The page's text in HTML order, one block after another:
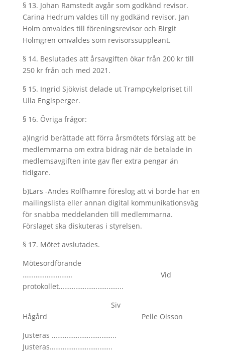
§ 13. Johan Ramstedt avgår som godkänd revisor.
Carina Hedrum valdes till ny godkänd revisor. Jan
Holm omvaldes till föreningsrevisor och Birgit
Holmgren omvaldes som revisorssuppleant.
§ 14. Beslutades att årsavgiften ökar från 200 kr till
250 kr från och med 2021.
§ 15. Ingrid Sjökvist delade ut Trampcykelpriset till
Ulla Englsperger.
§ 16. Övriga frågor:
a)Ingrid berättade att förra årsmötets förslag att be
medlemmarna om extra bidrag när de betalade in
medlemsavgiften inte gav fler extra pengar än
tidigare.
b)Lars -Andes Rolfhamre föreslog att vi borde har en
mailingslista eller annan digital kommunikationsväg
för snabba meddelanden till medlemmarna.
Förslaget ska diskuteras i styrelsen.
§ 17. Mötet avslutades.
Mötesordförande
……………………… Vid
protokollet……………………………..
Siv
Hågård Pelle Olsson
Justeras ……………………………..
Justeras…………………………….